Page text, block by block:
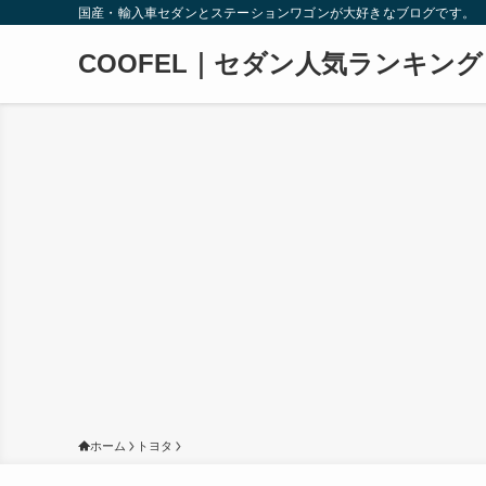
国産・輸入車セダンとステーションワゴンが大好きなブログです。
COOFEL｜セダン人気ランキング
ホーム トヨタ